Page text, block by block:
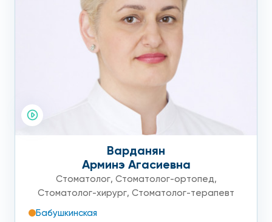
Варданян
Арминэ Агасиевна
Стоматолог, Стоматолог-ортопед,
Стоматолог-хирург, Стоматолог-терапевт
Бабушкинская